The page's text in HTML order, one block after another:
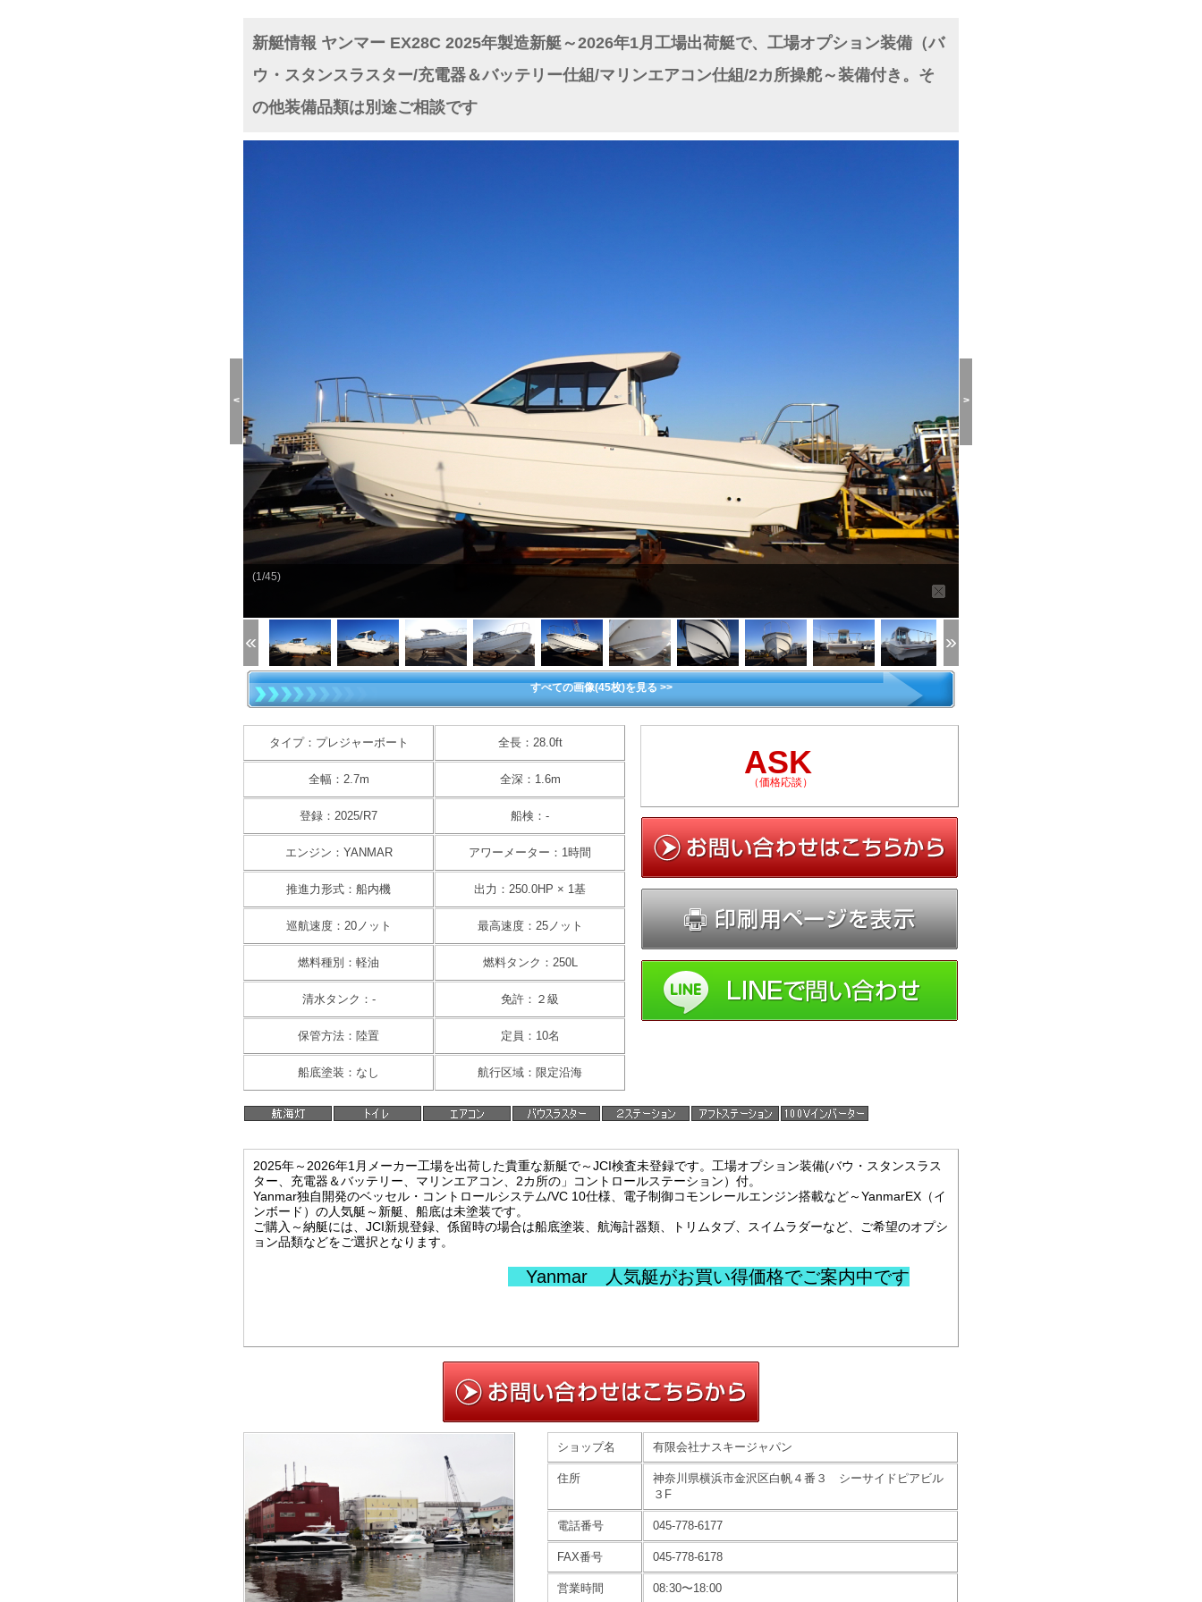
新艇情報 ヤンマー EX28C 2025年製造新艇～2026年1月工場出荷艇で、工場オプション装備（バ
ウ・スタンスラスター/充電器＆バッテリー仕組/マリンエアコン仕組/2カ所操舵～装備付き。そ
の他装備品類は別途ご相談です
<
(1/45)
>
すべての画像(45枚)を見る >>
タイプ：プレジャーボート 全長：28.0ft
全幅：2.7m 全深：1.6m
登録：2025/R7 船検：-
エンジン：YANMAR アワーメーター：1時間
推進力形式：船内機 出力：250.0HP × 1基
巡航速度：20ノット 最高速度：25ノット
燃料種別：軽油 燃料タンク：250L
清水タンク：- 免許：２級
保管方法：陸置 定員：10名
船底塗装：なし 航行区域：限定沿海
ASK
（価格応談）
2025年～2026年1月メーカー工場を出荷した貴重な新艇で～JCI検査未登録です。工場オプション装備(バウ・スタンスラス
ター、充電器＆バッテリー、マリンエアコン、2カ所の」コントロールステーション）付。
Yanmar独自開発のベッセル・コントロールシステム/VC 10仕様、電子制御コモンレールエンジン搭載など～YanmarEX（イ
ンボード）の人気艇～新艇、船底は未塗装です。
ご購入～納艇には、JCI新規登録、係留時の場合は船底塗装、航海計器類、トリムタブ、スイムラダーなど、ご希望のオプシ
ョン品類などをご選択となります。
Yanmar 人気艇がお買い得価格でご案内中です
ショップ名 有限会社ナスキージャパン
住所
神奈川県横浜市金沢区白帆４番３ シーサイドピアビル
３F
電話番号 045-778-6177
FAX番号 045-778-6178
営業時間 08:30〜18:00